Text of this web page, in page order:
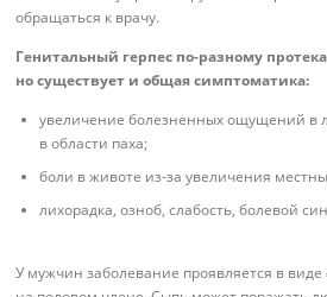
обращаться к врачу.
Генитальный герпес по-разному
но существует и общая симптоматика:
увеличение болезненных ощущений в
в области паха;
боли в животе из-за увеличения
лихорадка, озноб, слабость, болевой
У мужчин заболевание проявляется в